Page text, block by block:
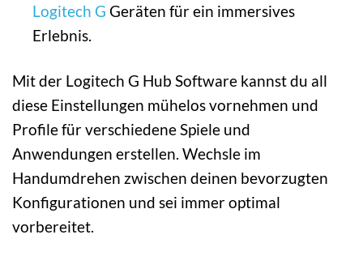
Logitech G Geräten für ein immersives
Erlebnis.
Mit der Logitech G Hub Software kannst du all
diese Einstellungen mühelos vornehmen und
Profile für verschiedene Spiele und
Anwendungen erstellen. Wechsle im
Handumdrehen zwischen deinen bevorzugten
Konfigurationen und sei immer optimal
vorbereitet.